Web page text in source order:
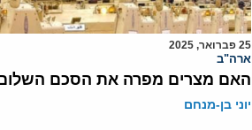
25 פברואר, 2025
ארה"ב
האם מצרים מפרה את הסכם
יוני בן-מנחם